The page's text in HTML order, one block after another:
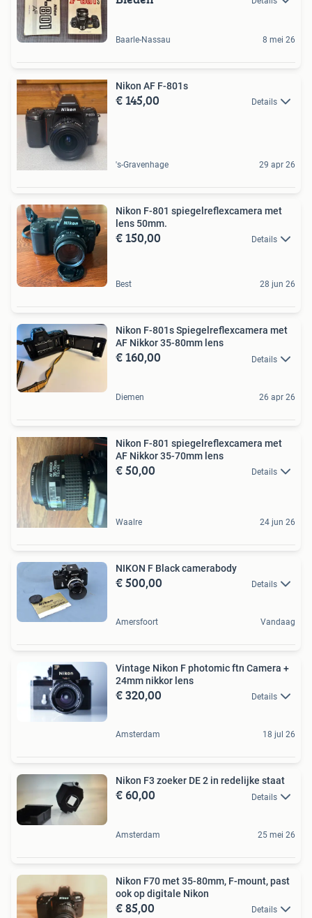
Baarle-Nassau 8 mei 26
Nikon AF F-801s
€ 145,00 Details
's-Gravenhage 29 apr 26
Nikon F-801 spiegelreflexcamera met
lens 50mm.
€ 150,00 Details
Best 28 jun 26
Nikon F-801s Spiegelreflexcamera met
AF Nikkor 35-80mm lens
€ 160,00 Details
Diemen 26 apr 26
Nikon F-801 spiegelreflexcamera met
AF Nikkor 35-70mm lens
€ 50,00 Details
Waalre 24 jun 26
NIKON F Black camerabody
€ 500,00 Details
Amersfoort Vandaag
Vintage Nikon F photomic ftn Camera +
24mm nikkor lens
€ 320,00 Details
Amsterdam 18 jul 26
Nikon F3 zoeker DE 2 in redelijke staat
€ 60,00 Details
Amsterdam 25 mei 26
Nikon F70 met 35-80mm, F-mount, past
ook op digitale Nikon
€ 85,00 Details